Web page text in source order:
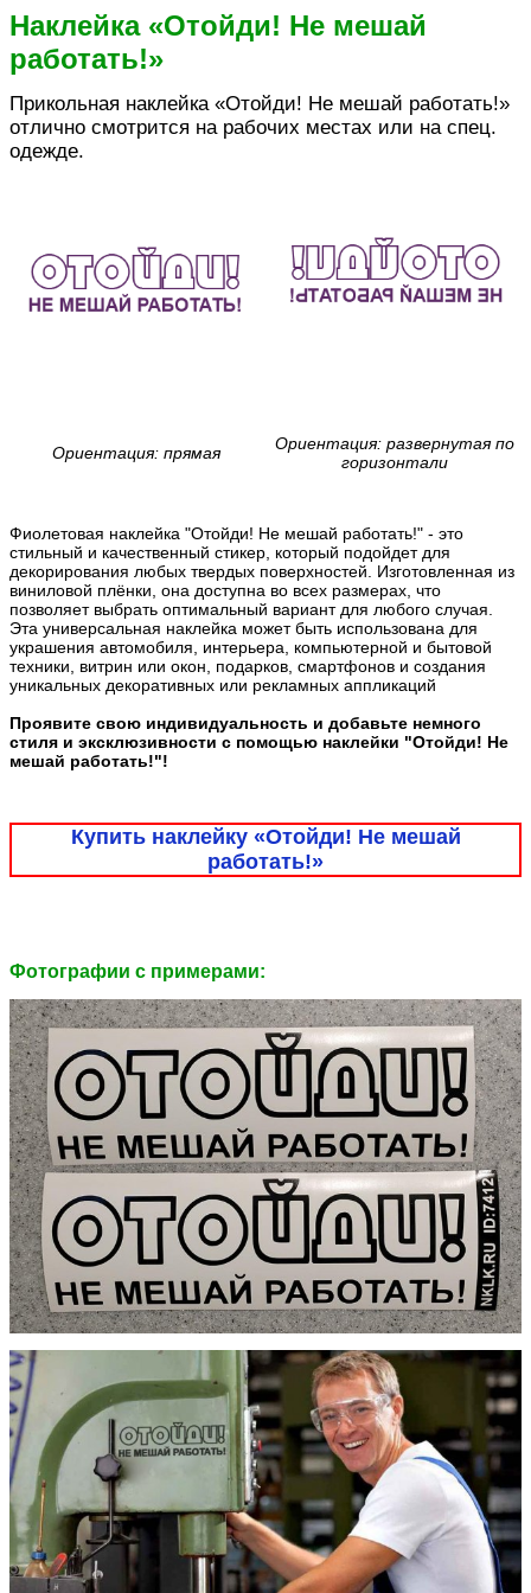
Наклейка «Отойди! Не мешай
работать!»
Прикольная наклейка «Отойди! Не мешай работать!»
отлично смотрится на рабочих местах или на спец.
одежде.
Ориентация: прямая
Ориентация: развернутая по
горизонтали
Фиолетовая наклейка "Отойди! Не мешай работать!" - это
стильный и качественный стикер, который подойдет для
декорирования любых твердых поверхностей. Изготовленная из
виниловой плёнки, она доступна во всех размерах, что
позволяет выбрать оптимальный вариант для любого случая.
Эта универсальная наклейка может быть использована для
украшения автомобиля, интерьера, компьютерной и бытовой
техники, витрин или окон, подарков, смартфонов и создания
уникальных декоративных или рекламных аппликаций
Проявите свою индивидуальность и добавьте немного
стиля и эксклюзивности с помощью наклейки "Отойди! Не
мешай работать!"!
Купить наклейку «Отойди! Не мешай
работать!»
Фотографии c примерами: